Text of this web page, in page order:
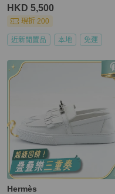
HKD 5,500
現折 200
近新閒置品 本地 免運
Hermès